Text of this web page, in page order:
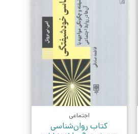
اجتماعی
کتاب روان‌شناسی